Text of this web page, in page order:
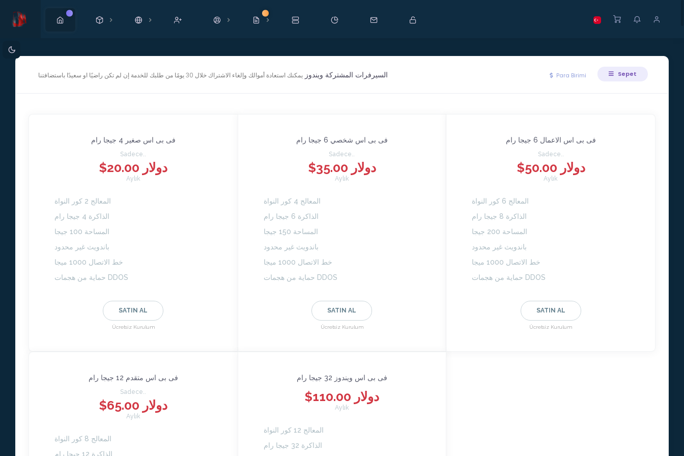
Yeni Yeni
السيرفرات المشتركة ويندوز يمكنك استعادة أموالك وإلغاء الاشتراك خلال 30 يومًا من طلبك للخدمة إن لم تكن راضيًا او سعيدًا باستضافتنا Para Birimi Sepet
فى بى اس صغير 4 جيجا رام
Sadece..
$20.00 دولار
Aylık
المعالج 2 كور النواة
الذاكرة 4 جيجا رام
المساحة 100 جيجا
باندويث غير محدود
خط الاتصال 1000 ميجا
حماية من هجمات DDOS
SATIN AL
Ücretsiz Kurulum
فى بى اس شخصي 6 جيجا رام
Sadece..
$35.00 دولار
Aylık
المعالج 4 كور النواة
الذاكرة 6 جيجا رام
المساحة 150 جيجا
باندويث غير محدود
خط الاتصال 1000 ميجا
حماية من هجمات DDOS
SATIN AL
Ücretsiz Kurulum
فى بى اس الاعمال 6 جيجا رام
Sadece..
$50.00 دولار
Aylık
المعالج 6 كور النواة
الذاكرة 8 جيجا رام
المساحة 200 جيجا
باندويث غير محدود
خط الاتصال 1000 ميجا
حماية من هجمات DDOS
SATIN AL
Ücretsiz Kurulum
فى بى اس متقدم 12 جيجا رام
Sadece..
$65.00 دولار
Aylık
المعالج 8 كور النواة
الذاكرة 12 جيجا رام
فى بى اس ويندوز 32 جيجا رام
$110.00 دولار
Aylık
المعالج 12 كور النواة
الذاكرة 32 جيجا رام